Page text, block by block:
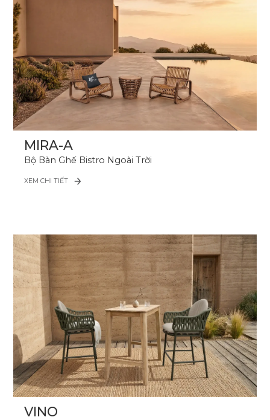
MIRA-A
Bộ Bàn Ghế Bistro Ngoài Trời
XEM CHI TIẾT
VINO